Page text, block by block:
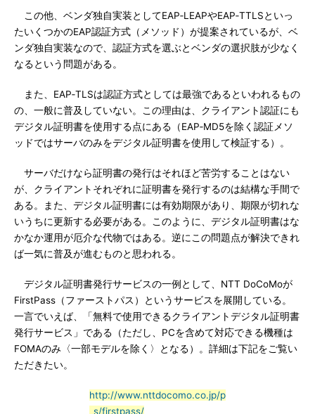
この他、ベンダ独自実装としてEAP‐LEAPやEAP‐TTLSといっ
たいくつかのEAP認証方式（メソッド）が提案されているが、ベ
ンダ独自実装なので、認証方式を選ぶとベンダの選択肢が少なく
なるという問題がある。
また、EAP‐TLSは認証方式としては最強であるといわれるもの
の、一般に普及していない。この理由は、クライアント認証にも
デジタル証明書を使用する点にある（EAP‐MD5を除く認証メソ
ッドではサーバのみをデジタル証明書を使用して検証する）。
サーバだけなら証明書の発行はそれほど苦労することはない
が、クライアントそれぞれに証明書を発行するのは結構な手間で
ある。また、デジタル証明書には有効期限があり、期限が切れな
いうちに更新する必要がある。このように、デジタル証明書はな
かなか運用が厄介な代物ではある。逆にこの問題点が解決できれ
ば一気に普及が進むものと思われる。
デジタル証明書発行サービスの一例として、NTT DoCoMoが
FirstPass（ファーストパス）というサービスを展開している。
一言でいえば、「無料で使用できるクライアントデジタル証明書
発行サービス」である（ただし、PCを含めて対応できる機種は
FOMAのみ〈一部モデルを除く〉となる）。詳細は下記をご覧い
ただきたい。
http://www.nttdocomo.co.jp/p
_s/firstpass/